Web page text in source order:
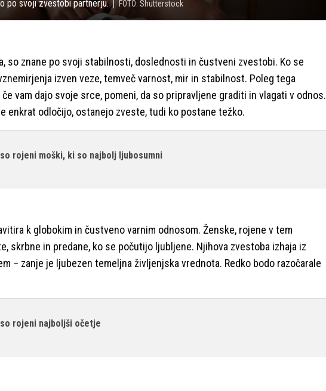
po svoji zvestobi partnerju. FOTO: Shutterstock
so znane po svoji stabilnosti, doslednosti in čustveni zvestobi. Ko se
izven veze, temveč varnost, mir in stabilnost. Poleg tega
vam dajo svoje srce, pomeni, da so pripravljene graditi in vlagati v odnos.
enkrat odločijo, ostanejo zveste, tudi ko postane težko.
rojeni moški, ki so najbolj ljubosumni
k globokim in čustveno varnim odnosom. Ženske, rojene v tem
skrbne in predane, ko se počutijo ljubljene. Njihova zvestoba izhaja iz
– zanje je ljubezen temeljna življenjska vrednota. Redko bodo razočarale
rojeni najboljši očetje